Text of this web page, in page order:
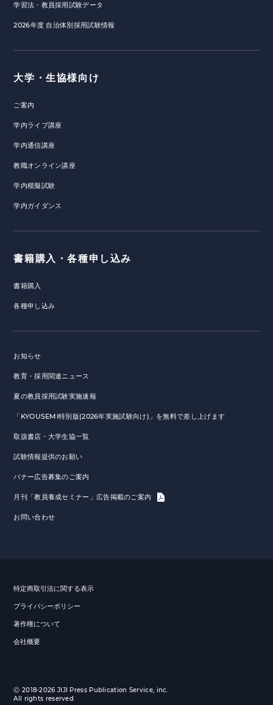
学習法・教員採用試験データ
2026年度 自治体別採用試験情報
大学・生協様向け
ご案内
学内ライブ講座
学内通信講座
教職オンライン講座
学内模擬試験
学内ガイダンス
書籍購入・各種申し込み
書籍購入
各種申し込み
お知らせ
教育・採用関連ニュース
夏の教員採用試験実施速報
「KYOUSEMI特別版(2026年実施試験向け)」を無料で差し上げます
取扱書店・大学生協一覧
試験情報提供のお願い
バナー広告募集のご案内
月刊「教員養成セミナー」広告掲載のご案内
お問い合わせ
特定商取引法に関する表示
プライバシーポリシー
著作権について
会社概要
Ⓒ 2018-2026 JIJI Press Publication Service, inc.
All rights reserved